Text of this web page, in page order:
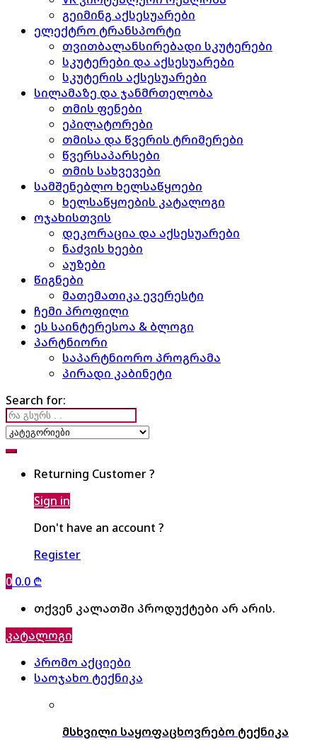
გეიმინგ აქსესუარები
ელექტრო ტრანსპორტი
თვითბალანსირებადი სკუტერები
სკუტერები და აქსესუარები
სკუტერის აქსესუარები
სილამაზე და ჯანმრთელობა
თმის ფენები
ეპილატორები
თმისა და წვერის ტრიმერები
წვერსაპარსები
თმის სახვევები
სამშენებლო ხელსაწყოები
ხელსაწყოების კატალოგი
ოჯახისთვის
დეკორაცია და აქსესუარები
ნაძვის ხეები
აუზები
წიგნები
მათემათიკა ევერესტი
ჩემი პროფილი
ეს საინტერესოა & ბლოგი
პარტნიორი
საპარტნიორო პროგრამა
პირადი კაბინეტი
Search for:
Returning Customer ?
Sign in
Don't have an account ?
Register
0 0.0 ₾
თქვენ კალათში პროდუქტები არ არის.
კატალოგი
პრომო აქციები
საოჯახო ტექნიკა
მსხვილი საყოფაცხოვრებო ტექნიკა